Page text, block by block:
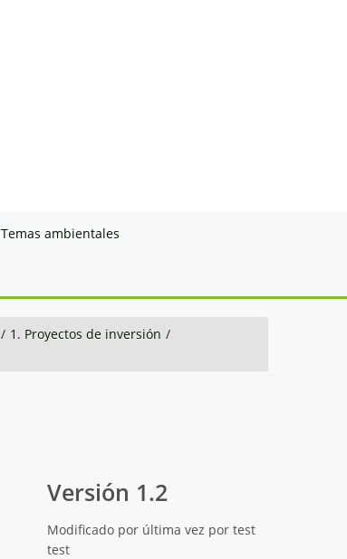
Temas ambientales
/ 1. Proyectos de inversión /
Versión 1.2
Modificado por última vez por test
test